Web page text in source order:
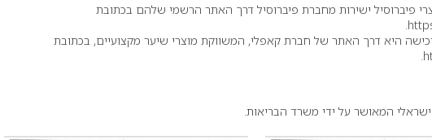
פיברוסיל ישירות מחברת פיברוסיל דרך האתר הרשמי שלהם בכתובת
היא דרך האתר של חברת קאפלי, המשווקת מוצרי שיער מקצועיים, בכתובת
ישראלי המאושר על ידי משרד הבריאות.